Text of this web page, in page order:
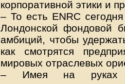
корпоративной этики и
– То есть ENRC
Лондонской фондовой
амбиций, чтобы
как смотрятся
мировых отраслевых
– Имея на руках